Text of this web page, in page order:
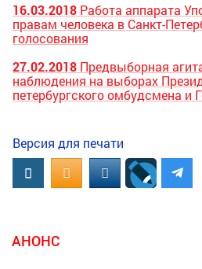
16.03.2018 Работа аппарата
правам человека в Санкт-
голосования
27.02.2018 Предвыборная
наблюдения на выборах
петербургского омбудсмена и
Версия для печати
ВконтактеOK.RUMAIL.RU
АНОНС